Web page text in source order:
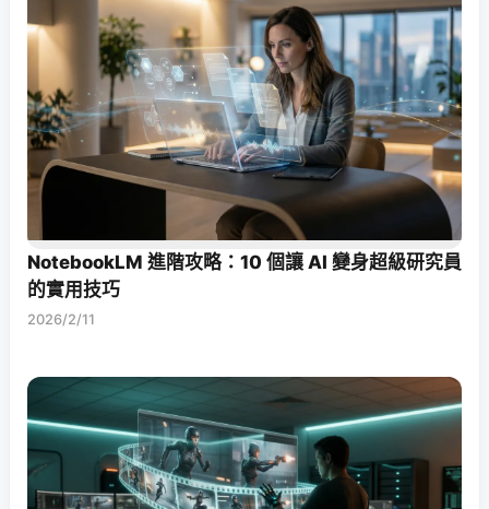
NotebookLM 進階攻略：10 個讓 AI 變身超級研究員
的實用技巧
2026/2/11